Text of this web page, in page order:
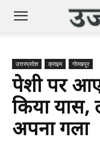
उत्तरप्रदेश क्राइम गोरखपुर
पेशी पर
किया
अपना गला